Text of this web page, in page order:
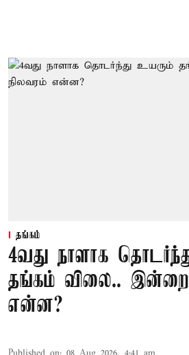
தங்கம்
4வது நாளாக
தங்கம் விலை..
என்ன?